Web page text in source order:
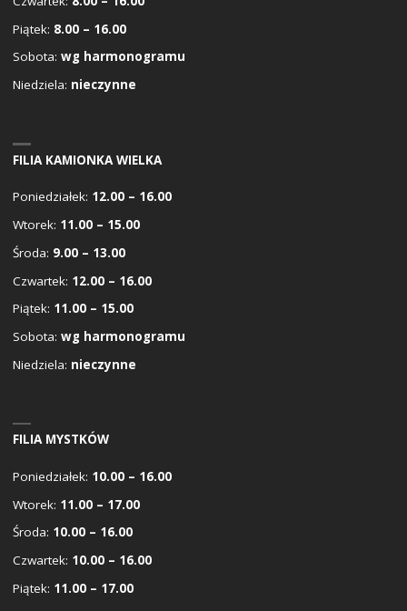
Piątek: 8.00 – 16.00
Sobota: wg harmonogramu
Niedziela: nieczynne
FILIA KAMIONKA WIELKA
Poniedziałek: 12.00 – 16.00
Wtorek: 11.00 – 15.00
Środa: 9.00 – 13.00
Czwartek: 12.00 – 16.00
Piątek: 11.00 – 15.00
Sobota: wg harmonogramu
Niedziela: nieczynne
FILIA MYSTKÓW
Poniedziałek: 10.00 – 16.00
Wtorek: 11.00 – 17.00
Środa: 10.00 – 16.00
Czwartek: 10.00 – 16.00
Piątek: 11.00 – 17.00